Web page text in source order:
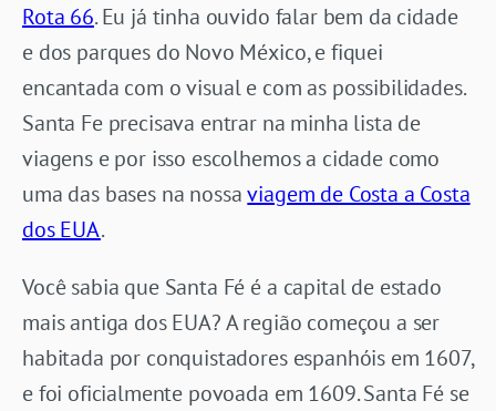
Rota 66. Eu já tinha ouvido falar bem da cidade
e dos parques do Novo México, e fiquei
encantada com o visual e com as possibilidades.
Santa Fe precisava entrar na minha lista de
viagens e por isso escolhemos a cidade como
uma das bases na nossaviagem de Costa a Costa
dos EUA.
Você sabia que Santa Fé é a capital de estado
mais antiga dos EUA? A região começou a ser
habitada por conquistadores espanhóis em 1607,
e foi oficialmente povoada em 1609. Santa Fé se